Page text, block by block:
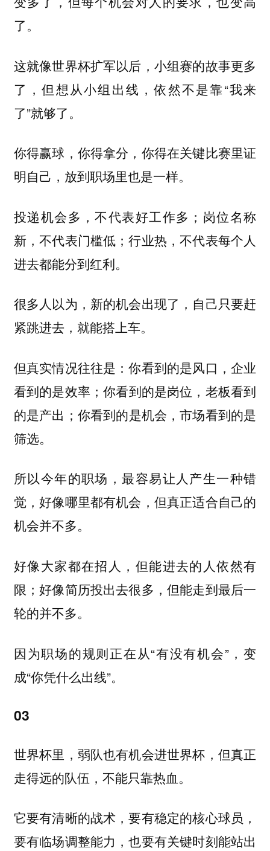
了。
这就像世界杯扩军以后，小组赛的故事更多
了，但想从小组出线，依然不是靠“我来
了”就够了。
你得赢球，你得拿分，你得在关键比赛里证
明自己，放到职场里也是一样。
投递机会多，不代表好工作多；岗位名称
新，不代表门槛低；行业热，不代表每个人
进去都能分到红利。
很多人以为，新的机会出现了，自己只要赶
紧跳进去，就能搭上车。
但真实情况往往是：你看到的是风口，企业
看到的是效率；你看到的是岗位，老板看到
的是产出；你看到的是机会，市场看到的是
筛选。
所以今年的职场，最容易让人产生一种错
觉，好像哪里都有机会，但真正适合自己的
机会并不多。
好像大家都在招人，但能进去的人依然有
限；好像简历投出去很多，但能走到最后一
轮的并不多。
因为职场的规则正在从“有没有机会”，变
成“你凭什么出线”。
03
世界杯里，弱队也有机会进世界杯，但真正
走得远的队伍，不能只靠热血。
它要有清晰的战术，要有稳定的核心球员，
要有临场调整能力，也要有关键时刻能站出